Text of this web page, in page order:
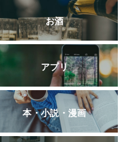
お酒
アプリ
本・小説・漫画